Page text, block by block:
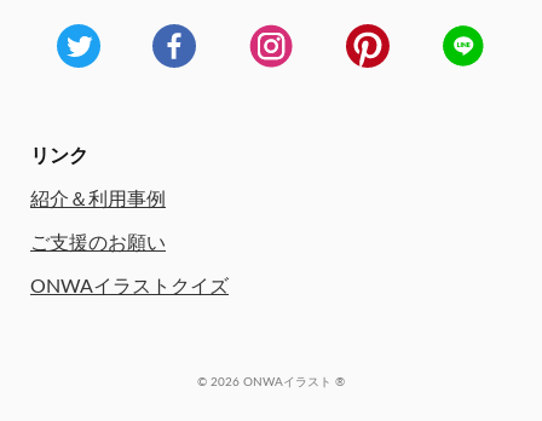
リンク
紹介＆利用事例
ご支援のお願い
ONWAイラストクイズ
© 2026 ONWAイラスト ®